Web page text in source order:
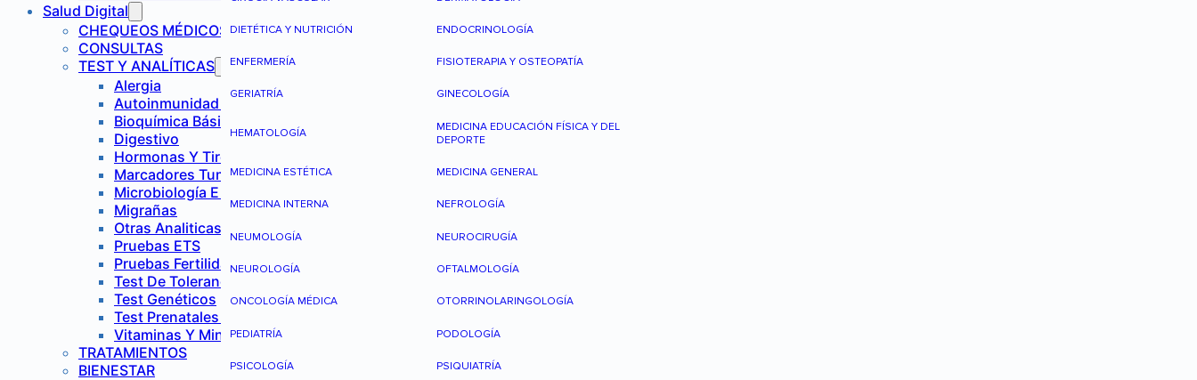
DIETÉTICA Y NUTRICIÓN ENDOCRINOLOGÍA
ENFERMERÍA FISIOTERAPIA Y OSTEOPATÍA
GERIATRÍA GINECOLOGÍA
HEMATOLOGÍA
MEDICINA EDUCACIÓN FÍSICA Y DEL
DEPORTE
MEDICINA ESTÉTICA MEDICINA GENERAL
MEDICINA INTERNA NEFROLOGÍA
NEUMOLOGÍA NEUROCIRUGÍA
NEUROLOGÍA OFTALMOLOGÍA
ONCOLOGÍA MÉDICA OTORRINOLARINGOLOGÍA
PEDIATRÍA PODOLOGÍA
PSICOLOGÍA PSIQUIATRÍA
Salud Digital
CHEQUEOS MÉDICOS
CONSULTAS
TEST Y ANALÍTICAS
Alergia
Autoinmunidad Y Reumatología
Bioquímica Básica
Digestivo
Hormonas Y Tiroides
Marcadores Tumorales
Microbiología E Infecciones
Migrañas
Otras Analiticas
Pruebas ETS
Pruebas Fertilidad Mujer
Test De Tolerancia Alimentaria
Test Genéticos
Test Prenatales No Invasivos
Vitaminas Y Minerales
TRATAMIENTOS
BIENESTAR